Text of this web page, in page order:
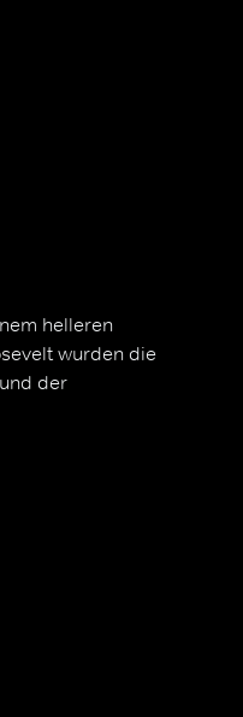
helleren
wurden die
der